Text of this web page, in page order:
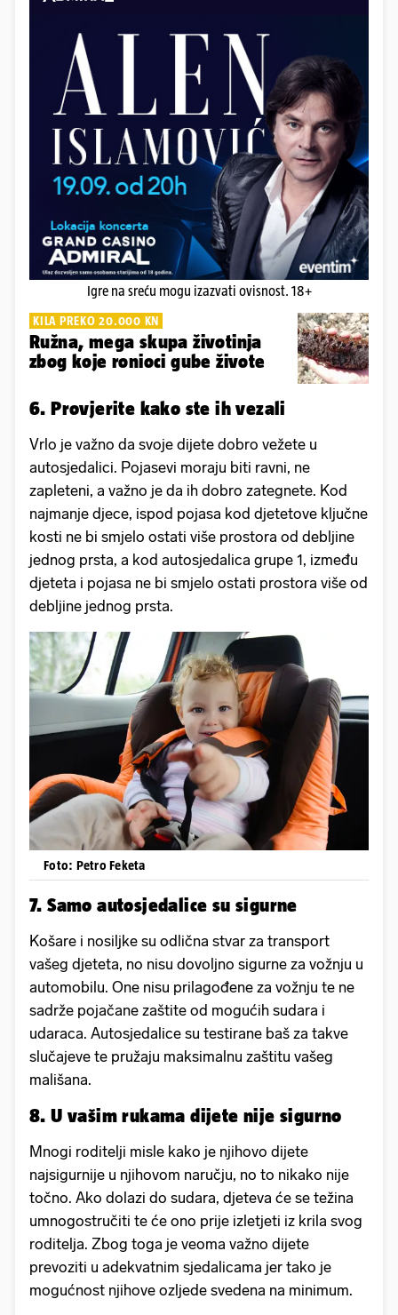
Igre na sreću mogu izazvati ovisnost. 18+
KILA PREKO 20.000 KN
Ružna, mega skupa životinja
zbog koje ronioci gube živote
6. Provjerite kako ste ih vezali
Vrlo je važno da svoje dijete dobro vežete u
autosjedalici. Pojasevi moraju biti ravni, ne
zapleteni, a važno je da ih dobro zategnete. Kod
najmanje djece, ispod pojasa kod djetetove ključne
kosti ne bi smjelo ostati više prostora od debljine
jednog prsta, a kod autosjedalica grupe 1, između
djeteta i pojasa ne bi smjelo ostati prostora više od
debljine jednog prsta.
Foto: Petro Feketa
7. Samo autosjedalice su sigurne
Košare i nosiljke su odlična stvar za transport
vašeg djeteta, no nisu dovoljno sigurne za vožnju u
automobilu. One nisu prilagođene za vožnju te ne
sadrže pojačane zaštite od mogućih sudara i
udaraca. Autosjedalice su testirane baš za takve
slučajeve te pružaju maksimalnu zaštitu vašeg
mališana.
8. U vašim rukama dijete nije sigurno
Mnogi roditelji misle kako je njihovo dijete
najsigurnije u njihovom naručju, no to nikako nije
točno. Ako dolazi do sudara, djeteva će se težina
umnogostručiti te će ono prije izletjeti iz krila svog
roditelja. Zbog toga je veoma važno dijete
prevoziti u adekvatnim sjedalicama jer tako je
mogućnost njihove ozljede svedena na minimum.